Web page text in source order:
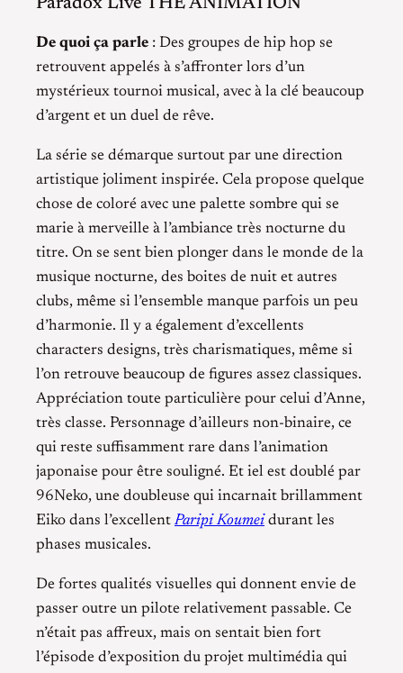
Paradox Live THE ANIMATION
De quoi ça parle : Des groupes de hip hop se
retrouvent appelés à s’affronter lors d’un
mystérieux tournoi musical, avec à la clé beaucoup
d’argent et un duel de rêve.
La série se démarque surtout par une direction
artistique joliment inspirée. Cela propose quelque
chose de coloré avec une palette sombre qui se
marie à merveille à l’ambiance très nocturne du
titre. On se sent bien plonger dans le monde de la
musique nocturne, des boites de nuit et autres
clubs, même si l’ensemble manque parfois un peu
d’harmonie. Il y a également d’excellents
characters designs, très charismatiques, même si
l’on retrouve beaucoup de figures assez classiques.
Appréciation toute particulière pour celui d’Anne,
très classe. Personnage d’ailleurs non-binaire, ce
qui reste suffisamment rare dans l’animation
japonaise pour être souligné. Et iel est doublé par
96Neko, une doubleuse qui incarnait brillamment
Eiko dans l’excellentParipi Koumeidurant les
phases musicales.
De fortes qualités visuelles qui donnent envie de
passer outre un pilote relativement passable. Ce
n’était pas affreux, mais on sentait bien fort
l’épisode d’exposition du projet multimédia qui